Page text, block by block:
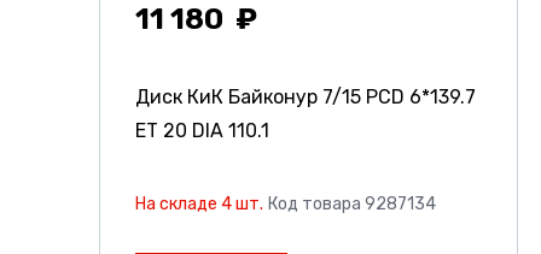
11 180
Диск КиК Байконур 7/15 PCD 6*139.7
ET 20 DIA 110.1
На складе 4 шт. Код товара 9287134